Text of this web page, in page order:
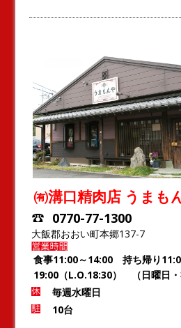
㈲溝口精肉店 うまも
0770-77-1300
大飯郡おおい町本郷137-7
食事11:00～14:00 持ち帰り
19:00（L.O.18:30） （日曜日・
毎週水曜日
10台